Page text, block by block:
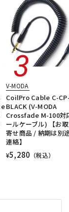
V-MODA
CoilPro Cable C-
BLACK (V-MODA
Crossfade M-100対
ールケーブル) 【お
寄せ商品 / 納期は別
連絡】
¥5,280 （税込）